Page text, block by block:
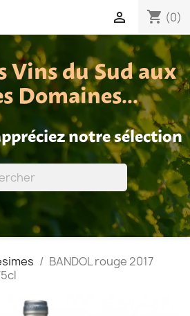
shopping_cart (0)

Vins du Sud aux
Domaines...
notre sélection
BANDOL rouge 2017